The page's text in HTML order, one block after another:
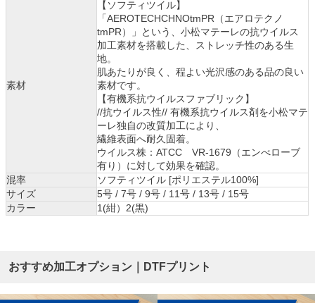
素材
【ソフティツイル】
「AEROTECHCHNOtmPR（エアロテクノ
tmPR）」という、小松マテーレの抗ウイルス
加工素材を搭載した、ストレッチ性のある生
地。
肌あたりが良く、程よい光沢感のある品の良い
素材です。
【有機系抗ウイルスファブリック】
//抗ウイルス性// 有機系抗ウイルス剤を小松マテ
ーレ独自の改質加工により、
繊維表面へ耐久固着。
ウイルス株：ATCC VR-1679（エンべローブ
有り）に対して効果を確認。
混率
ソフティツイル [ポリエステル100%]
サイズ
5号 / 7号 / 9号 / 11号 / 13号 / 15号
カラー
1(紺）2(黒)
おすすめ加工オプション｜DTFプリント